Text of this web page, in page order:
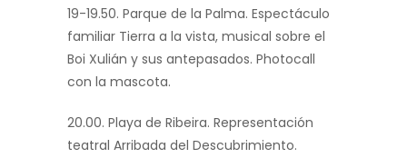
19-19.50. Parque de la Palma. Espectáculo
familiar Tierra a la vista, musical sobre el
Boi Xulián y sus antepasados. Photocall
con la mascota.
20.00. Playa de Ribeira. Representación
teatral Arribada del Descubrimiento.